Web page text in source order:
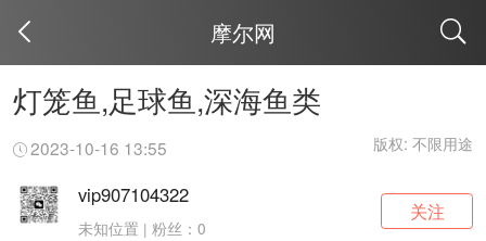
摩尔网
灯笼鱼,足球鱼,深海鱼类
2023-10-16 13:55 版权: 不限用途
vip907104322
未知位置 | 粉丝：0
关注
取消